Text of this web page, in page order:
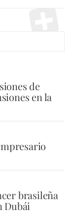
de
en la
brasileña
Dubái